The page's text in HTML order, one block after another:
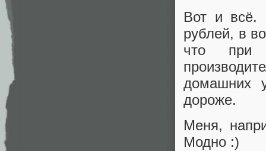
Вот и всё.
рублей, в
что при
домашних
дороже.
Меня,
Модно :)